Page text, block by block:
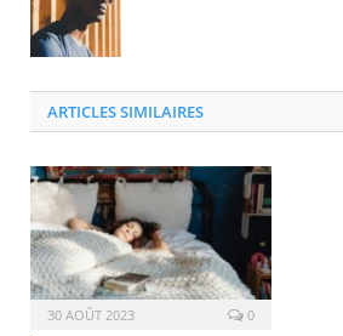
ARTICLES SIMILAIRES
30 AOÛT 2023 0